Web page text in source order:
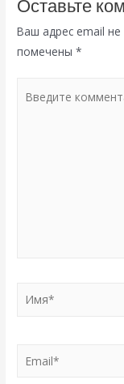
Оставьте
Ваш адрес email не
помечены*
комментарий...
Имя*